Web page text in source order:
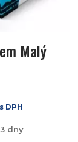
Malý
s DPH
3 dny